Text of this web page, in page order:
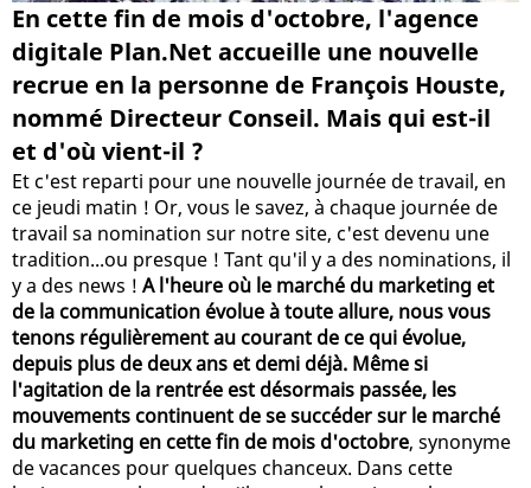
En cette fin de mois d'octobre, l'agence
digitale Plan.Net accueille une nouvelle
recrue en la personne de François Houste,
nommé Directeur Conseil. Mais qui est-il
et d'où vient-il ?
Et c'est reparti pour une nouvelle journée de travail, en
ce jeudi matin ! Or, vous le savez, à chaque journée de
travail sa nomination sur notre site, c'est devenu une
tradition...ou presque ! Tant qu'il y a des nominations, il
y a des news ! A l'heure où le marché du marketing et
de la communication évolue à toute allure, nous vous
tenons régulièrement au courant de ce qui évolue,
depuis plus de deux ans et demi déjà. Même si
l'agitation de la rentrée est désormais passée, les
mouvements continuent de se succéder sur le marché
du marketing en cette fin de mois d'octobre, synonyme
de vacances pour quelques chanceux. Dans cette